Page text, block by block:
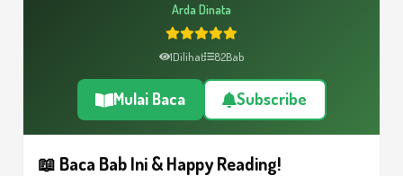
Arda Dinata
1Dilihat 82Bab
Mulai Baca Subscribe
📖 Baca Bab Ini & Happy Reading!